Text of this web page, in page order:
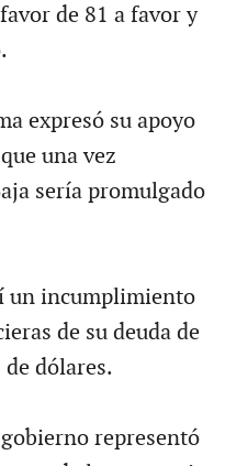
de 81 a favor y
expresó su apoyo
una vez
sería promulgado
un incumplimiento
de su deuda de
dólares.
representó